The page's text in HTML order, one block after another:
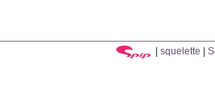
| squelette |